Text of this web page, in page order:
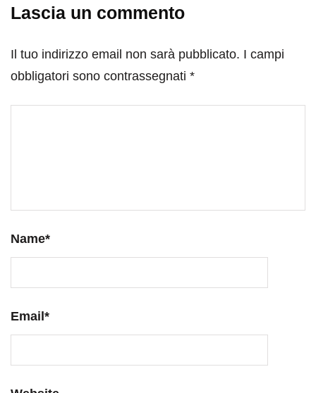
Lascia un commento
Il tuo indirizzo email non sarà pubblicato. I campi
obbligatori sono contrassegnati *
Name*
Email*